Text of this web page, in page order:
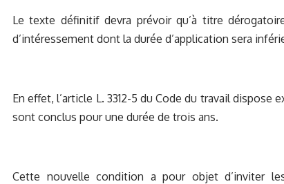
Le texte définitif devra prévoir qu’à titre
d’intéressement dont la durée d’application sera
En effet, l’article L. 3312-5 du Code du travail
sont conclus pour une durée de trois ans.
Cette nouvelle condition a pour objet d’inviter